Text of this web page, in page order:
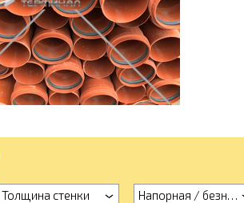
Толщина стенки Напорная /